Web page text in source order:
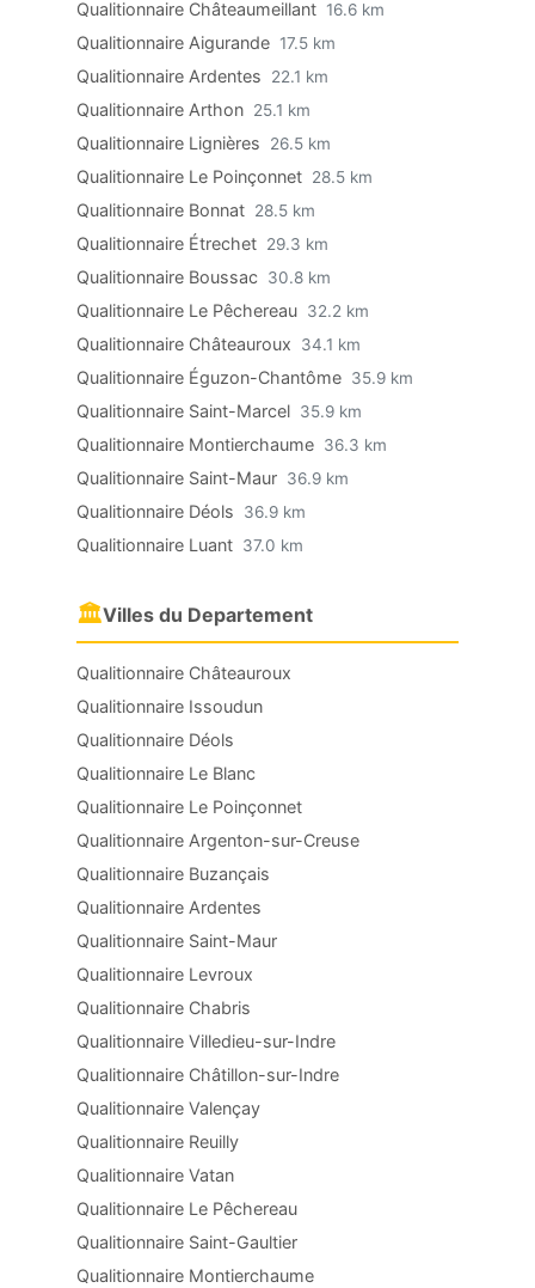
Qualitionnaire Châteaumeillant 16.6 km
Qualitionnaire Aigurande 17.5 km
Qualitionnaire Ardentes 22.1 km
Qualitionnaire Arthon 25.1 km
Qualitionnaire Lignières 26.5 km
Qualitionnaire Le Poinçonnet 28.5 km
Qualitionnaire Bonnat 28.5 km
Qualitionnaire Étrechet 29.3 km
Qualitionnaire Boussac 30.8 km
Qualitionnaire Le Pêchereau 32.2 km
Qualitionnaire Châteauroux 34.1 km
Qualitionnaire Éguzon-Chantôme 35.9 km
Qualitionnaire Saint-Marcel 35.9 km
Qualitionnaire Montierchaume 36.3 km
Qualitionnaire Saint-Maur 36.9 km
Qualitionnaire Déols 36.9 km
Qualitionnaire Luant 37.0 km
🏛Villes du Departement
Qualitionnaire Châteauroux
Qualitionnaire Issoudun
Qualitionnaire Déols
Qualitionnaire Le Blanc
Qualitionnaire Le Poinçonnet
Qualitionnaire Argenton-sur-Creuse
Qualitionnaire Buzançais
Qualitionnaire Ardentes
Qualitionnaire Saint-Maur
Qualitionnaire Levroux
Qualitionnaire Chabris
Qualitionnaire Villedieu-sur-Indre
Qualitionnaire Châtillon-sur-Indre
Qualitionnaire Valençay
Qualitionnaire Reuilly
Qualitionnaire Vatan
Qualitionnaire Le Pêchereau
Qualitionnaire Saint-Gaultier
Qualitionnaire Montierchaume